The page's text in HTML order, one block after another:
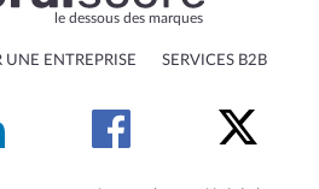
le dessous des marques
UNE ENTREPRISE SERVICES B2B